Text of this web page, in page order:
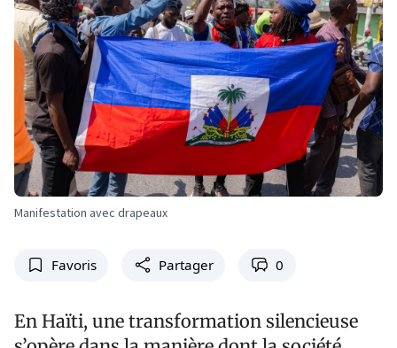
Manifestation avec drapeaux
Favoris Partager 0
En Haïti, une transformation silencieuse